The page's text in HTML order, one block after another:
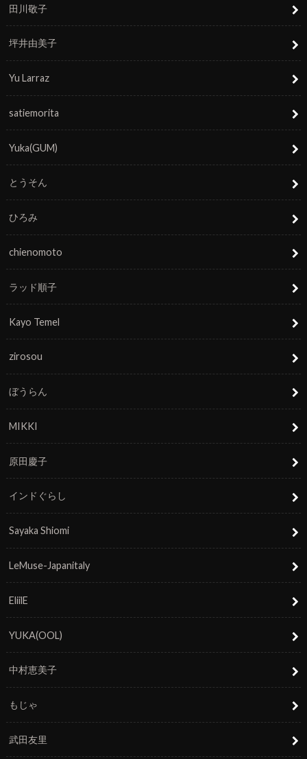
田川敬子
坪井由美子
Yu Larraz
satiemorita
Yuka(GUM)
とうそん
ひろみ
chienomoto
ラッド順子
Kayo Temel
zirosou
ぼうらん
MIKKI
原田慶子
インドぐらし
Sayaka Shiomi
LeMuse-Japanitaly
EliilE
YUKA(OOL)
中村恵美子
もじゃ
武田友里